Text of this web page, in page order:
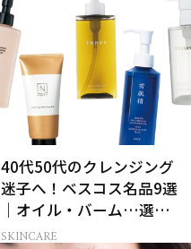
40代50代のクレンジング
迷子へ！ベスコス名品9選
｜オイル・バーム…選び
方の正解は？
SKINCARE